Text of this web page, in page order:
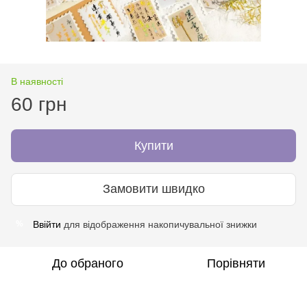
В наявності
60 грн
Купити
Замовити швидко
Ввійти для відображення накопичувальної знижки
До обраного Порівняти